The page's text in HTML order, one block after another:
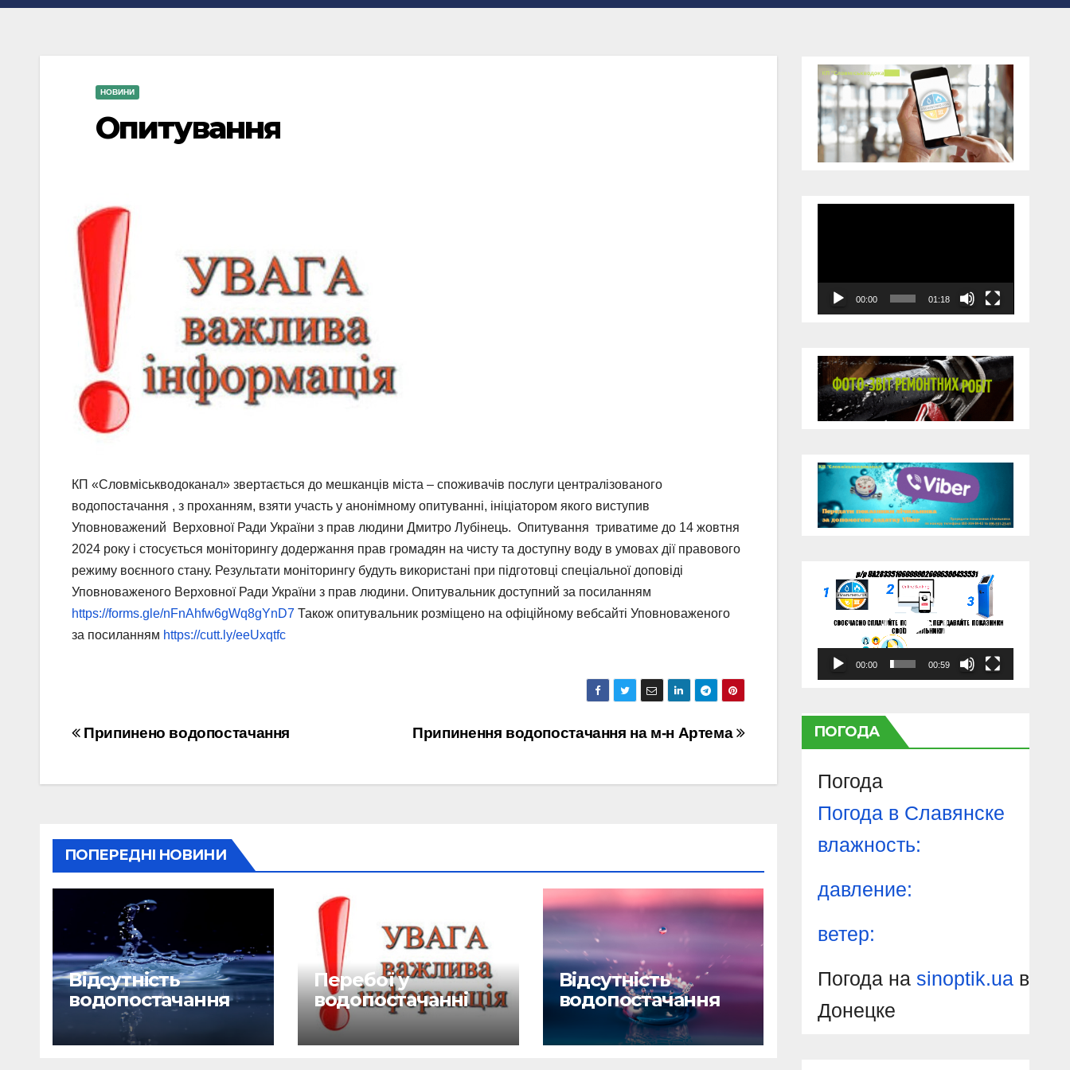
НОВИНИ
Опитування
КП «Словміськводоканал» звертається до мешканців міста – споживачів послуги централізованого
водопостачання , з проханням, взяти участь у анонімному опитуванні, ініціатором якого виступив
Уповноважений Верховної Ради України з прав людини Дмитро Лубінець. Опитування триватиме до 14 жовтня
2024 року і стосується моніторингу додержання прав громадян на чисту та доступну воду в умовах дії правового
режиму воєнного стану. Результати моніторингу будуть використані при підготовці спеціальної доповіді
Уповноваженого Верховної Ради України з прав людини. Опитувальник доступний за посиланням
https://forms.gle/nFnAhfw6gWq8gYnD7 Також опитувальник розміщено на офіційному вебсайті Уповноваженого
за посиланням https://cutt.ly/eeUxqtfc
Навігація
Припинення водопостачання на м-н Артема
Припинено водопостачання
ПОПЕРЕДНІ НОВИНИ
Відсутність
водопостачання
29.06.26
Перебої у
водопостачанні
28.06.26
Відсутність
водопостачання
27.04.26
00:00 01:18
Відеопрогравач
00:00 00:59
ПОГОДА
Погода
Погода в Славянске
влажность:
давление:
ветер:
Погода на sinoptik.uaв
Донецке